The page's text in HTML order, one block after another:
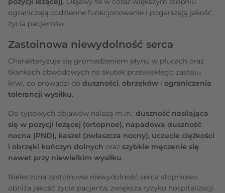
ograniczają codzienne funkcjonowanie i pogarszają jakość
życia pacjentów.
Zastoinowa niewydolność serca
Charakteryzuje się gromadzeniem płynu w płucach oraz
tkankach obwodowych na skutek przewlekłego zastoju
krwi, co prowadzi do duszności, obrzęków i ograniczenia
tolerancji wysiłku.
Do typowych objawów należą m.in.: duszność nasilająca
się w pozycji leżącej (ortopnoe), napadowa duszność
nocna (PND), kaszel (zwłaszcza nocny), uczucie ciężkości
i obrzęki kończyn dolnych oraz szybkie męczenie się
nawet przy niewielkim wysiłku.
Nieleczona zastoinowa niewydolność serca stopniowo
obniża jakość życia pacjenta, zwiększa ryzyko hospitalizacji